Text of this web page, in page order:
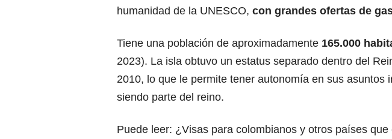
humanidad de la UNESCO, con grandes ofertas de
Tiene una población de aproximadamente 165.000
2023). La isla obtuvo un estatus separado dentro del
2010, lo que le permite tener autonomía en sus asuntos
siendo parte del reino.
Puede leer: ¿Visas para colombianos y otros países que